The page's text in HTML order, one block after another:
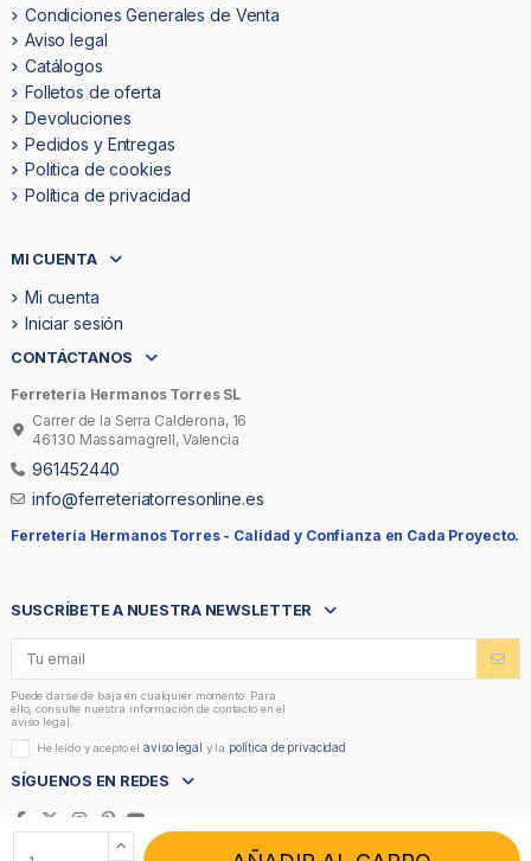
Condiciones Generales de Venta
Aviso legal
Catálogos
Folletos de oferta
Devoluciones
Pedidos y Entregas
Politica de cookies
Política de privacidad
MI CUENTA
Mi cuenta
Iniciar sesión
CONTÁCTANOS
Ferretería Hermanos Torres SL
Carrer de la Serra Calderona, 16
46130 Massamagrell, Valencia
961452440
info@ferreteriatorresonline.es
Ferretería Hermanos Torres - Calidad y Confianza en Cada Proyecto.
SUSCRÍBETE A NUESTRA NEWSLETTER
Puede darse de baja en cualquier momento. Para
ello, consulte nuestra información de contacto en el
aviso legal.
He leído y acepto elaviso legal y la política de privacidad
SÍGUENOS EN REDES